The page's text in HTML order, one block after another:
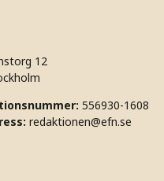
12
556930-1608
redaktionen@efn.se